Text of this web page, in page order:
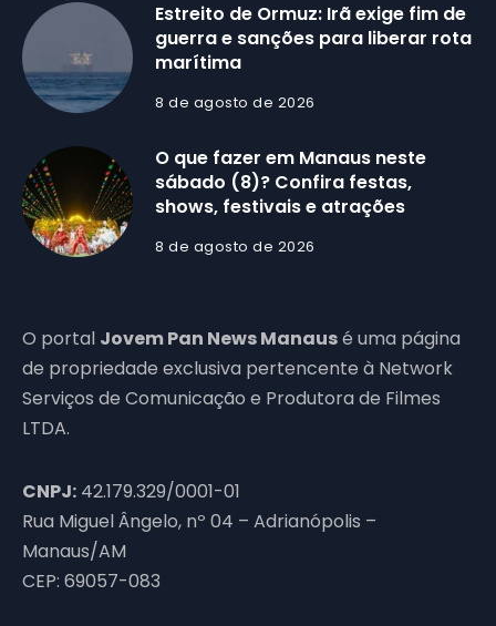
Estreito de Ormuz: Irã exige fim de
guerra e sanções para liberar rota
marítima
8 de agosto de 2026
O que fazer em Manaus neste
sábado (8)? Confira festas,
shows, festivais e atrações
8 de agosto de 2026
O portal Jovem Pan News Manausé uma página
de propriedade exclusiva pertencente à Network
Serviços de Comunicação e Produtora de Filmes
LTDA.
CNPJ: 42.179.329/0001-01
Rua Miguel Ângelo, nº 04 – Adrianópolis –
Manaus/AM
CEP: 69057-083